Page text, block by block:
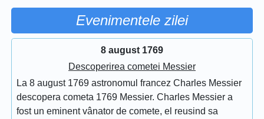
Evenimentele zilei
8 august 1769
Descoperirea cometei Messier
La 8 august 1769 astronomul francez Charles Messier
descopera cometa 1769 Messier. Charles Messier a
fost un eminent vânator de comete, el reusind sa